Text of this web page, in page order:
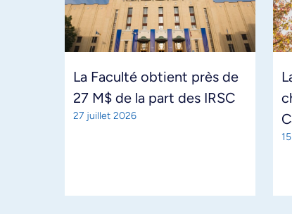
La Faculté obtient près de
27 M$ de la part des IRSC
27 juillet 2026